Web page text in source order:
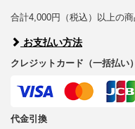
合計4,000円（税込）以上の
お支払い方法
クレジットカード（一括払い）
代金引換